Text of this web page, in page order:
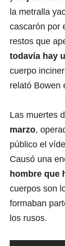
la metralla
cascarón por
restos que
todavía hay
cuerpo
relató Bowen
Las muertes
marzo,
público el
Causó una
hombre que
cuerpos son
formaban
los rusos.